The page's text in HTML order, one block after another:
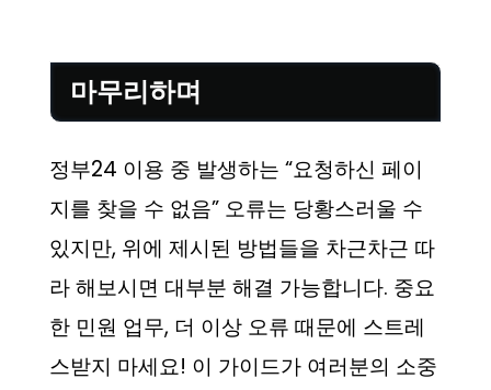
마무리하며
정부24 이용 중 발생하는 “요청하신 페이
지를 찾을 수 없음” 오류는 당황스러울 수
있지만, 위에 제시된 방법들을 차근차근 따
라 해보시면 대부분 해결 가능합니다. 중요
한 민원 업무, 더 이상 오류 때문에 스트레
스받지 마세요! 이 가이드가 여러분의 소중